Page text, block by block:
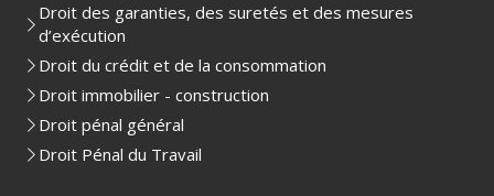
Droit des garanties, des suretés et des mesures
d’exécution
Droit du crédit et de la consommation
Droit immobilier - construction
Droit pénal général
Droit Pénal du Travail